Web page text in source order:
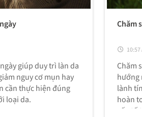
giúp duy trì làn da
nguy cơ mụn hay
cần thực hiện đúng
loại da.
Chăm
Chăm
hướng
lành
hoàn
yếu